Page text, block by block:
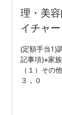
理・美
イチャ
(定額手当1)
記事項)※家
（１）その
３，０